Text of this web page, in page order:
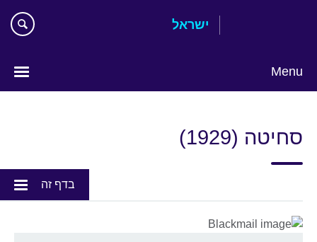
ישראל
Menu
language
סחיטה (1929)
בדף זה